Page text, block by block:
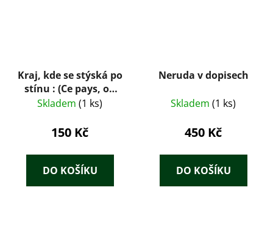
Kraj, kde se stýská po
stínu : (Ce pays, où
l'ombre est un
Skladem (1 ks)
150 Kč
DO KOŠÍKU
Neruda v dopisech
Skladem (1 ks)
450 Kč
DO KOŠÍKU